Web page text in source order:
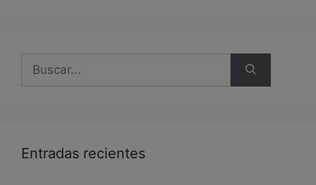
Entradas recientes